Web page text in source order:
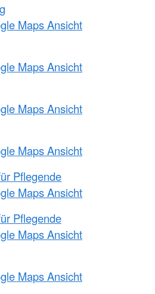
Maps Ansicht
Maps Ansicht
Maps Ansicht
Maps Ansicht
Pflegende
Maps Ansicht
Pflegende
Maps Ansicht
Maps Ansicht